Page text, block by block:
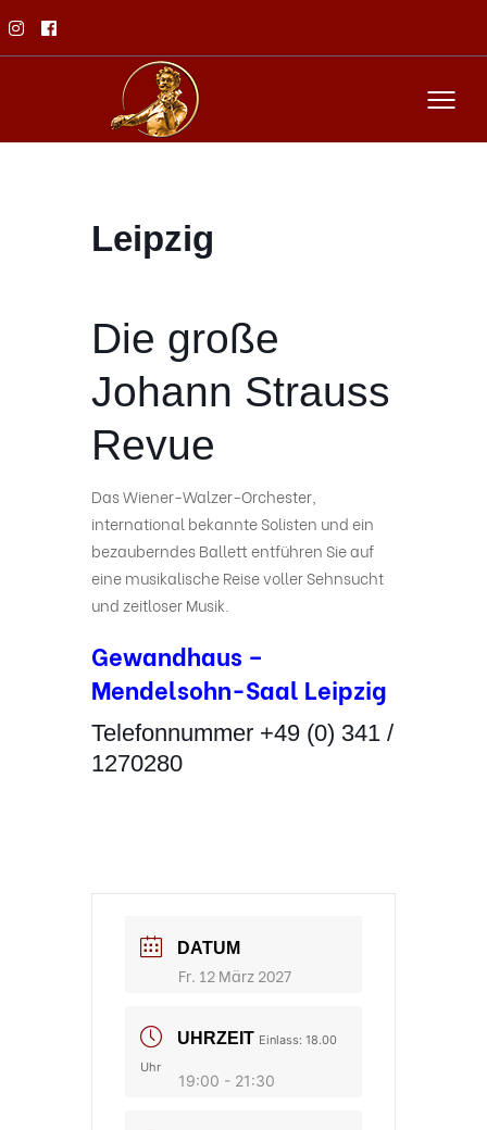
Leipzig
Die große
Johann Strauss
Revue
Das Wiener-Walzer-Orchester,
international bekannte Solisten und ein
bezauberndes Ballett entführen Sie auf
eine musikalische Reise voller Sehnsucht
und zeitloser Musik.
Gewandhaus –
Mendelsohn-Saal Leipzig
Telefonnummer +49 (0) 341 /
1270280
DATUM
Fr. 12 März 2027
UHRZEIT Einlass: 18.00
Uhr
19:00 - 21:30